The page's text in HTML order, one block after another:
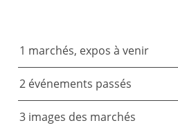
1 marchés, expos à venir
2 événements passés
3 images des marchés